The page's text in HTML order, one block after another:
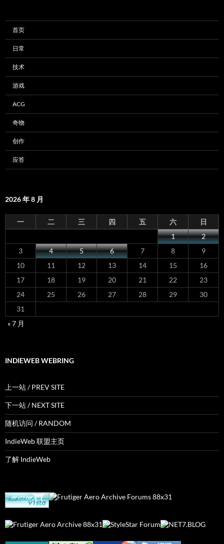
首页
日常
技术
游戏
ACG
奇物
创作
应答
2026 年 8 月
一 二 三 四 五 六
日
1
2
3
4 5 6 7 8
9
10
11 12 13 14 15
16
17
18 19 20 21 22
23
24
25 26 27 28 29
30
31
« 7 月
INDIEWEB WEBRING
上一站 / PREV SITE
下一站 / NEXT SITE
随机访问 / RANDOM
IndieWeb 联盟主页
了解 IndieWeb